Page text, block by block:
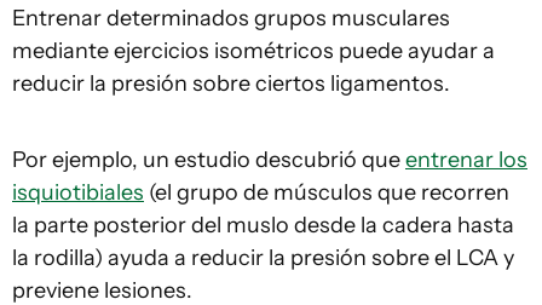
Entrenar determinados grupos musculares
mediante ejercicios isométricos puede ayudar a
reducir la presión sobre ciertos ligamentos.
Por ejemplo, un estudio descubrió queentrenar los
isquiotibiales (el grupo de músculos que recorren
la parte posterior del muslo desde la cadera hasta
la rodilla) ayuda a reducir la presión sobre el LCA y
previene lesiones.